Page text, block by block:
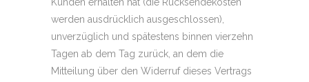
werden ausdrücklich ausgeschlossen),
unverzüglich und spätestens binnen vierzehn
Tagen ab dem Tag zurück, an dem die
Mitteilung über den Widerruf dieses Vertrags